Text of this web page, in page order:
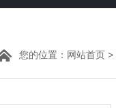
您的位置： 网站首页 >